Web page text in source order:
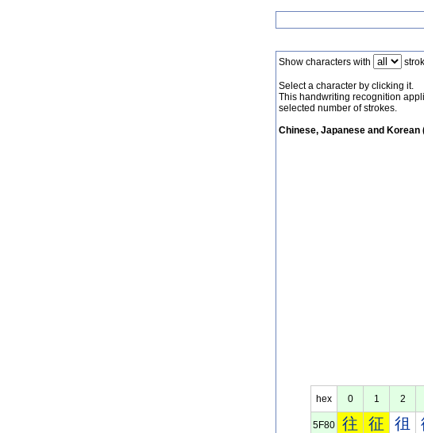
Show characters with
Select a character by clicking it.
This handwriting recognition
selected number of strokes.
Chinese, Japanese and Korean
hex 0 1 2
5F80 往 征 徂